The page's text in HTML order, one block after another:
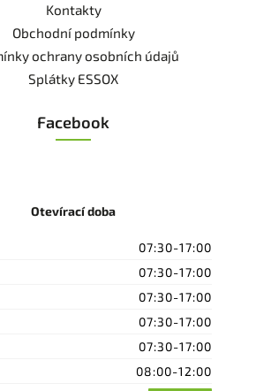
Kontakty
Obchodní podmínky
ochrany osobních údajů
Splátky ESSOX
Facebook
Otevírací doba
07:30-17:00
07:30-17:00
07:30-17:00
07:30-17:00
07:30-17:00
08:00-12:00